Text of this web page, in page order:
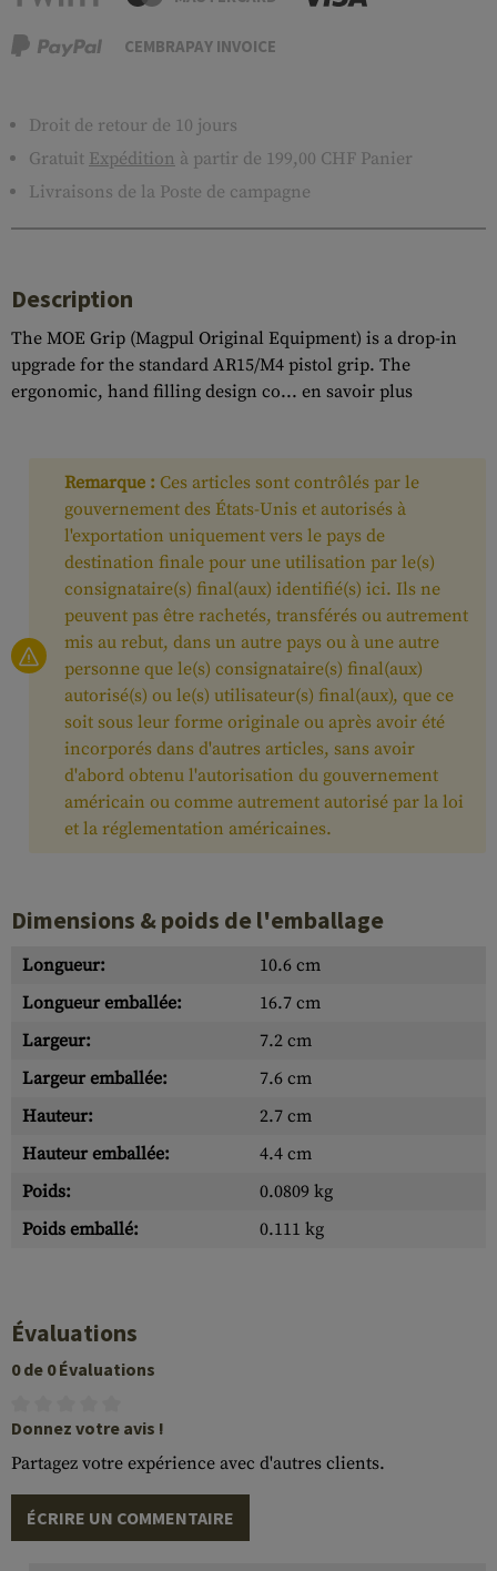
CEMBRAPAY INVOICE
Droit de retour de 10 jours
Gratuit Expédition à partir de 199,00 CHF Panier
Livraisons de la Poste de campagne
Description
The MOE Grip (Magpul Original Equipment) is a drop-in
upgrade for the standard AR15/M4 pistol grip. The
ergonomic, hand filling design co... en savoir plus
Remarque : Ces articles sont contrôlés par le
gouvernement des États-Unis et autorisés à
l'exportation uniquement vers le pays de
destination finale pour une utilisation par le(s)
consignataire(s) final(aux) identifié(s) ici. Ils ne
peuvent pas être rachetés, transférés ou autrement
mis au rebut, dans un autre pays ou à une autre
personne que le(s) consignataire(s) final(aux)
autorisé(s) ou le(s) utilisateur(s) final(aux), que ce
soit sous leur forme originale ou après avoir été
incorporés dans d'autres articles, sans avoir
d'abord obtenu l'autorisation du gouvernement
américain ou comme autrement autorisé par la loi
et la réglementation américaines.
Dimensions & poids de l'emballage
Longueur:
10.6 cm
Longueur emballée:
16.7 cm
Largeur:
7.2 cm
Largeur emballée:
7.6 cm
Hauteur:
2.7 cm
Hauteur emballée:
4.4 cm
Poids:
0.0809 kg
Poids emballé:
0.111 kg
Évaluations
0 de 0 Évaluations
Donnez votre avis !
Partagez votre expérience avec d'autres clients.
ÉCRIRE UN COMMENTAIRE